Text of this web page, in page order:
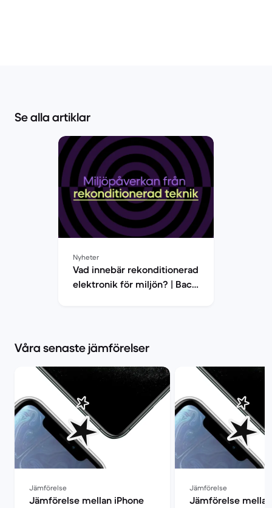
Se alla artiklar
Nyheter
Vad innebär rekonditionerad
elektronik för miljön? | Back
Våra senaste jämförelser
Jämförelse
Jämförelse mellan iPhone
Jämförelse
Jämförelse